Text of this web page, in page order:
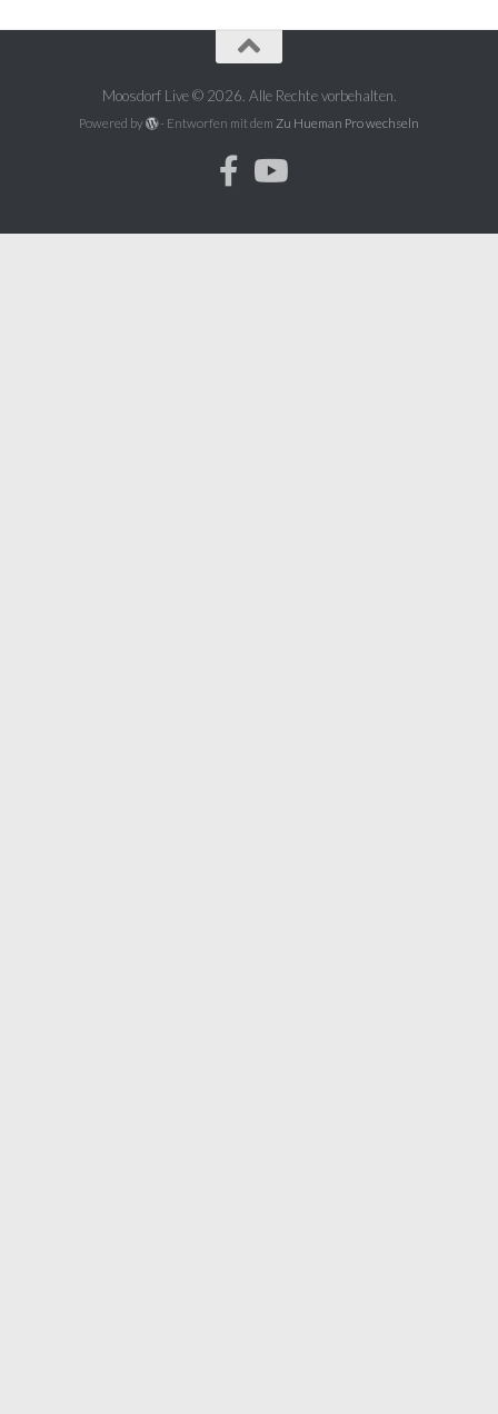
Moosdorf Live © 2026. Alle Rechte vorbehalten.
Powered by - Entworfen mit dem Zu Hueman Pro wechseln